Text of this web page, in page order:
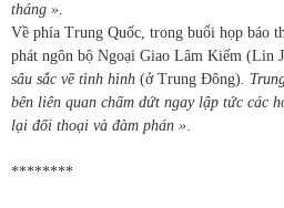
tháng ».
Về phía Trung Quốc, trong buổi họp báo
phát ngôn bộ Ngoại Giao Lâm Kiếm (Lin
sâu sắc về tình hình (ở Trung Đông).
bên liên quan chấm dứt ngay lập tức các
lại đối thoại và đàm phán ».
********